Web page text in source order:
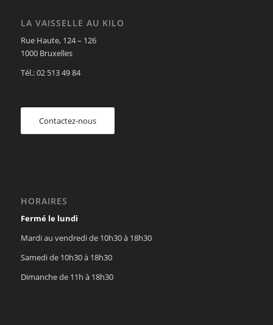
LA VAISSELLE AU KILO
Rue Haute, 124 – 126
1000 Bruxelles
Tél.: 02 513 49 84
Contactez-nous
HORAIRES
Fermé le lundi
Mardi au vendredi de 10h30 à 18h30
Samedi de 10h30 à 18h30
Dimanche de 11h à 18h30